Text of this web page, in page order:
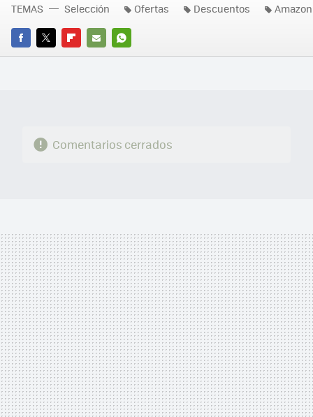
FACEBOOK
TWITTERFLIPBOARD
E-
WHATSAPP
TEMAS Selección Ofertas Descuentos
Comentarios cerrados